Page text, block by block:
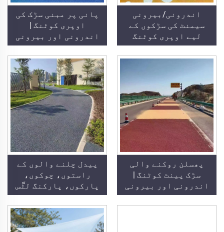
اندرونی/بیرونی
سیمنٹ کی سڑکوں کے
لیے اوپری کوٹنگ
(ST400 پرائمر کے
ساتھ استعمال کی
سڑکیں، آسفلٹ واٹر
پروفِنگ، سلیکون PU
تجدید، PMA، EPDM،
پانی/تیل پر مبنی
ایپوکسی ذیلی
ساختیں، مرمر،
پیوشنگ ٹائلز،
چھیدار کانکریٹ،
گاڑیوں کے استعمال
وغیرہ
پانی پر مبنی سڑک کی
اوپری کوٹنگ |
اندرونی اور بیرونی
سطحوں کے لیے متعدد
ذیلی ساختوں پر رنگ
تبدیل کرنے والی
کوٹنگ
پھسلن روکنے والی
سڑک پینٹ کوٹنگ |
اندرونی اور بیرونی
سطحوں کے لیے متعدد
ذیلی ساختوں پر
پیدل چلنے والوں کے
راستوں، چوکوں،
پارکوں، پارکنگ ل็ٹس
اور دیگر علاقوں کے
لیے قابل نفوذ
سیمنٹ، یہ اسپنج شہر
کی تعمیر کے لیے ایک